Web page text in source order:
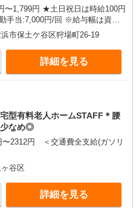
土日祝日は時給100円
手当:7,000円/回 ※給与幅は資
る市保土ケ谷区狩場町26-19
詳細を見る
型有料老人ホームSTAFF＊腰
少なめ◎
〜2312円 ＜交通費全支給(ガソリ
谷区
詳細を見る